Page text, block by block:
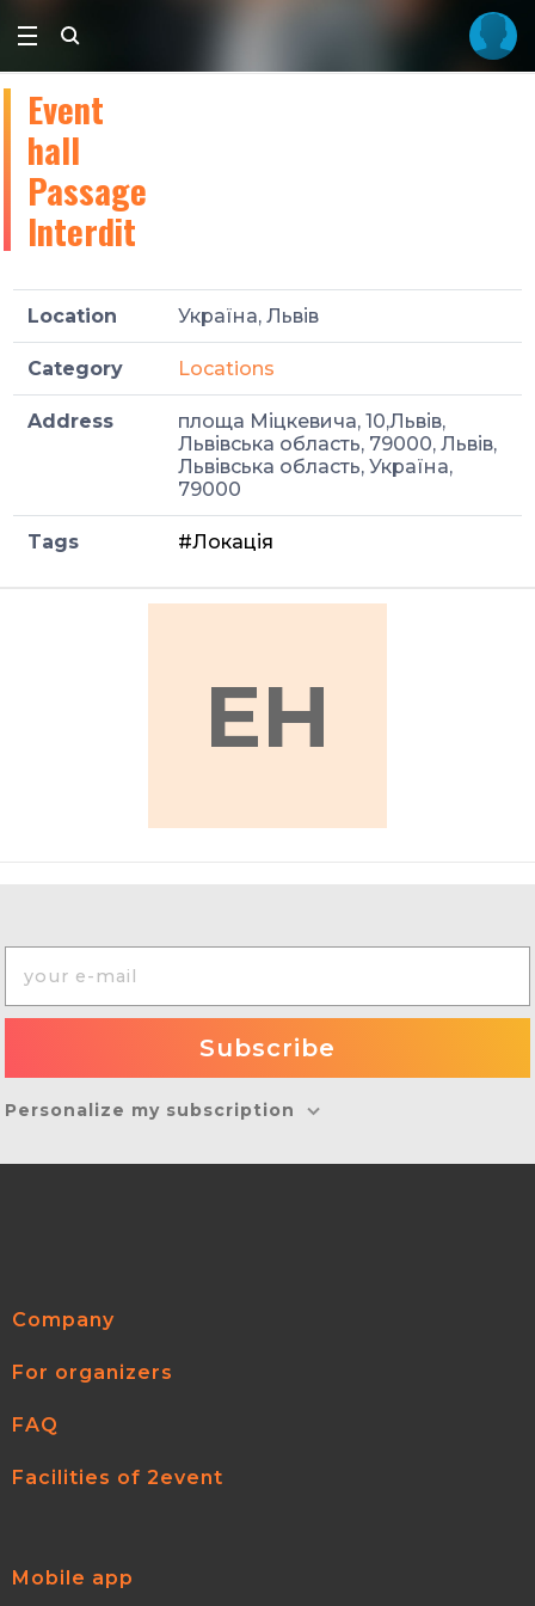
Event
hall
Passage
Interdit
Location Україна, Львів
Category Locations
Address
площа Міцкевича, 10,Львів,
Львівська область, 79000, Львів,
Львівська область, Україна,
79000
Tags #Локація
EH
Personalize my subscription
Company
For organizers
FAQ
Facilities of 2event
Mobile app